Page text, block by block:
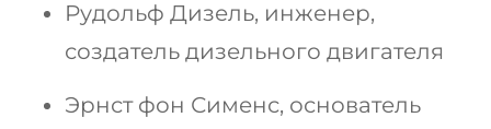
Рудольф Дизель, инженер,
создатель дизельного двигателя
Эрнст фон Сименс, основатель